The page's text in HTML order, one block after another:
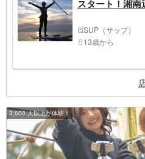
スタート！湘
SUP（サップ）
13歳から
3,600 人以上が体験！